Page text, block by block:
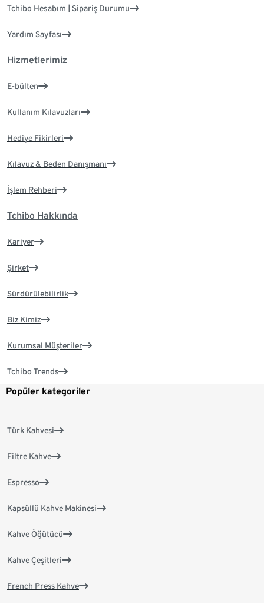
Tchibo Hesabım | Sipariş Durumu
Yardım Sayfası
Hizmetlerimiz
E-bülten
Kullanım Kılavuzları
Hediye Fikirleri
Kılavuz & Beden Danışmanı
İşlem Rehberi
Tchibo Hakkında
Kariyer
Şirket
Sürdürülebilirlik
Biz Kimiz
Kurumsal Müşteriler
Tchibo Trends
Popüler kategoriler
Türk Kahvesi
Filtre Kahve
Espresso
Kapsüllü Kahve Makinesi
Kahve Öğütücü
Kahve Çeşitleri
French Press Kahve